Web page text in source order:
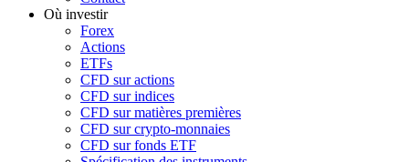
Où investir
Forex
Actions
ETFs
CFD sur actions
CFD sur indices
CFD sur matières premières
CFD sur crypto-monnaies
CFD sur fonds ETF